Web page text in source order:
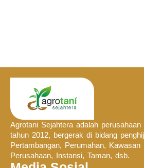
Agrotani Sejahtera adalah
tahun 2012, bergerak di bidang
Pertambangan, Perumahan, Kawasan
Perusahaan, Instansi, Taman, dsb.